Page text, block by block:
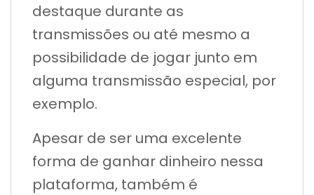
destaque durante as
transmissões ou até mesmo a
possibilidade de jogar junto em
alguma transmissão especial, por
exemplo.
Apesar de ser uma excelente
forma de ganhar dinheiro nessa
plataforma, também é